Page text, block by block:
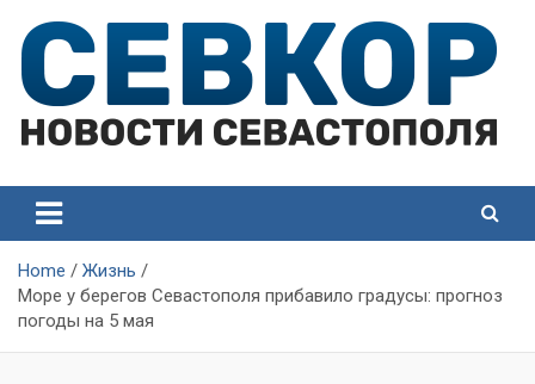
content
Севастополя
Севастополя
Home
Жизнь
Море у берегов Севастополя прибавило градусы: прогноз
погоды на 5 мая